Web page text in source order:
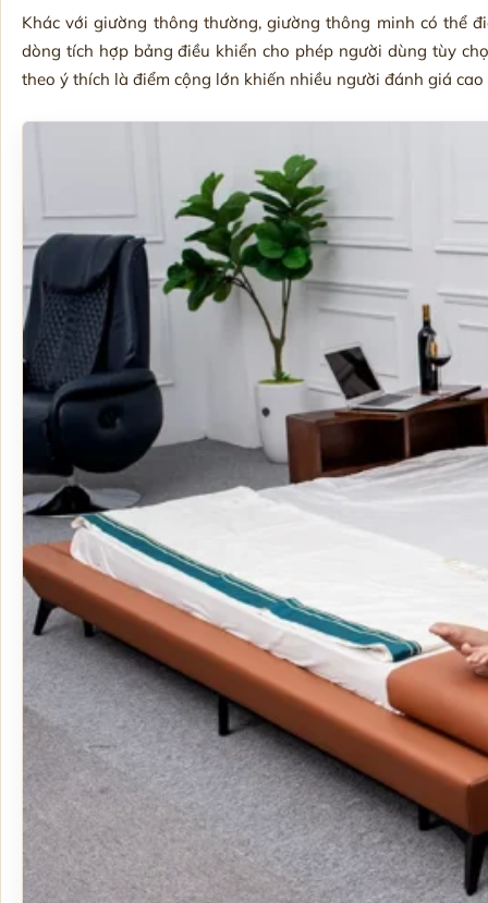
Khác với giường thông thường, giường thông minh có thể
dòng tích hợp bảng điều khiển cho phép người dùng tùy
theo ý thích là điểm cộng lớn khiến nhiều người đánh giá cao